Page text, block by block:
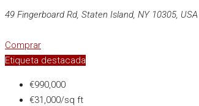
49 Fingerboard Rd, Staten Island, NY 10305, USA
Comprar
Etiqueta destacada
€990,000
€31,000/sq ft